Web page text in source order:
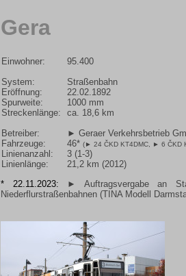
Gera
Einwohner:
System:
Eröffnung:
Spurweite:
Streckenlänge:
Betreiber:
Fahrzeuge:
Linienanzahl:
Linienlänge:
95.400
Straßenbahn
22.02.1892
1000 mm
ca. 18,6 km
► Geraer Verkehrsbetrieb
46* (► 24 ČKD KT4DMC ► 6 ČKD
3 (1-3)
21,2 km (2012)
* 22.11.2023:
► Auftragsvergabe an
Niederflurstraßenbahnen (TINA Modell